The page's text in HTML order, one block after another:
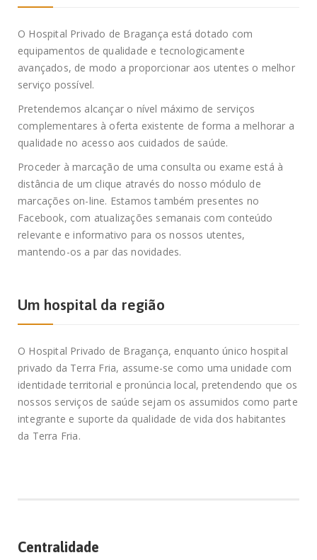
O Hospital Privado de Bragança está dotado com
equipamentos de qualidade e tecnologicamente
avançados, de modo a proporcionar aos utentes o melhor
serviço possível.
Pretendemos alcançar o nível máximo de serviços
complementares à oferta existente de forma a melhorar a
qualidade no acesso aos cuidados de saúde.
Proceder à marcação de uma consulta ou exame está à
distância de um clique através do nosso módulo de
marcações on-line. Estamos também presentes no
Facebook, com atualizações semanais com conteúdo
relevante e informativo para os nossos utentes,
mantendo-os a par das novidades.
Um hospital da região
O Hospital Privado de Bragança, enquanto único hospital
privado da Terra Fria, assume-se como uma unidade com
identidade territorial e pronúncia local, pretendendo que os
nossos serviços de saúde sejam os assumidos como parte
integrante e suporte da qualidade de vida dos habitantes
da Terra Fria.
Centralidade